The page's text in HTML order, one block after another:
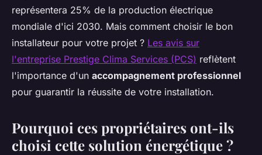
représentera 25% de la production électrique
mondiale d'ici 2030. Mais comment choisir le bon
installateur pour votre projet ? Les avis sur
l'entreprise Prestige Clima Services (PCS) reflètent
l'importance d'un accompagnement professionnel
pour guarantir la réussite de votre installation.
Pourquoi ces propriétaires ont-ils
choisi cette solution énergétique ?